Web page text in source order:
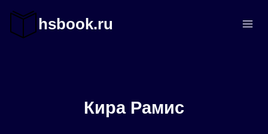
содержимомуhsbook.ru
Кира Рамис